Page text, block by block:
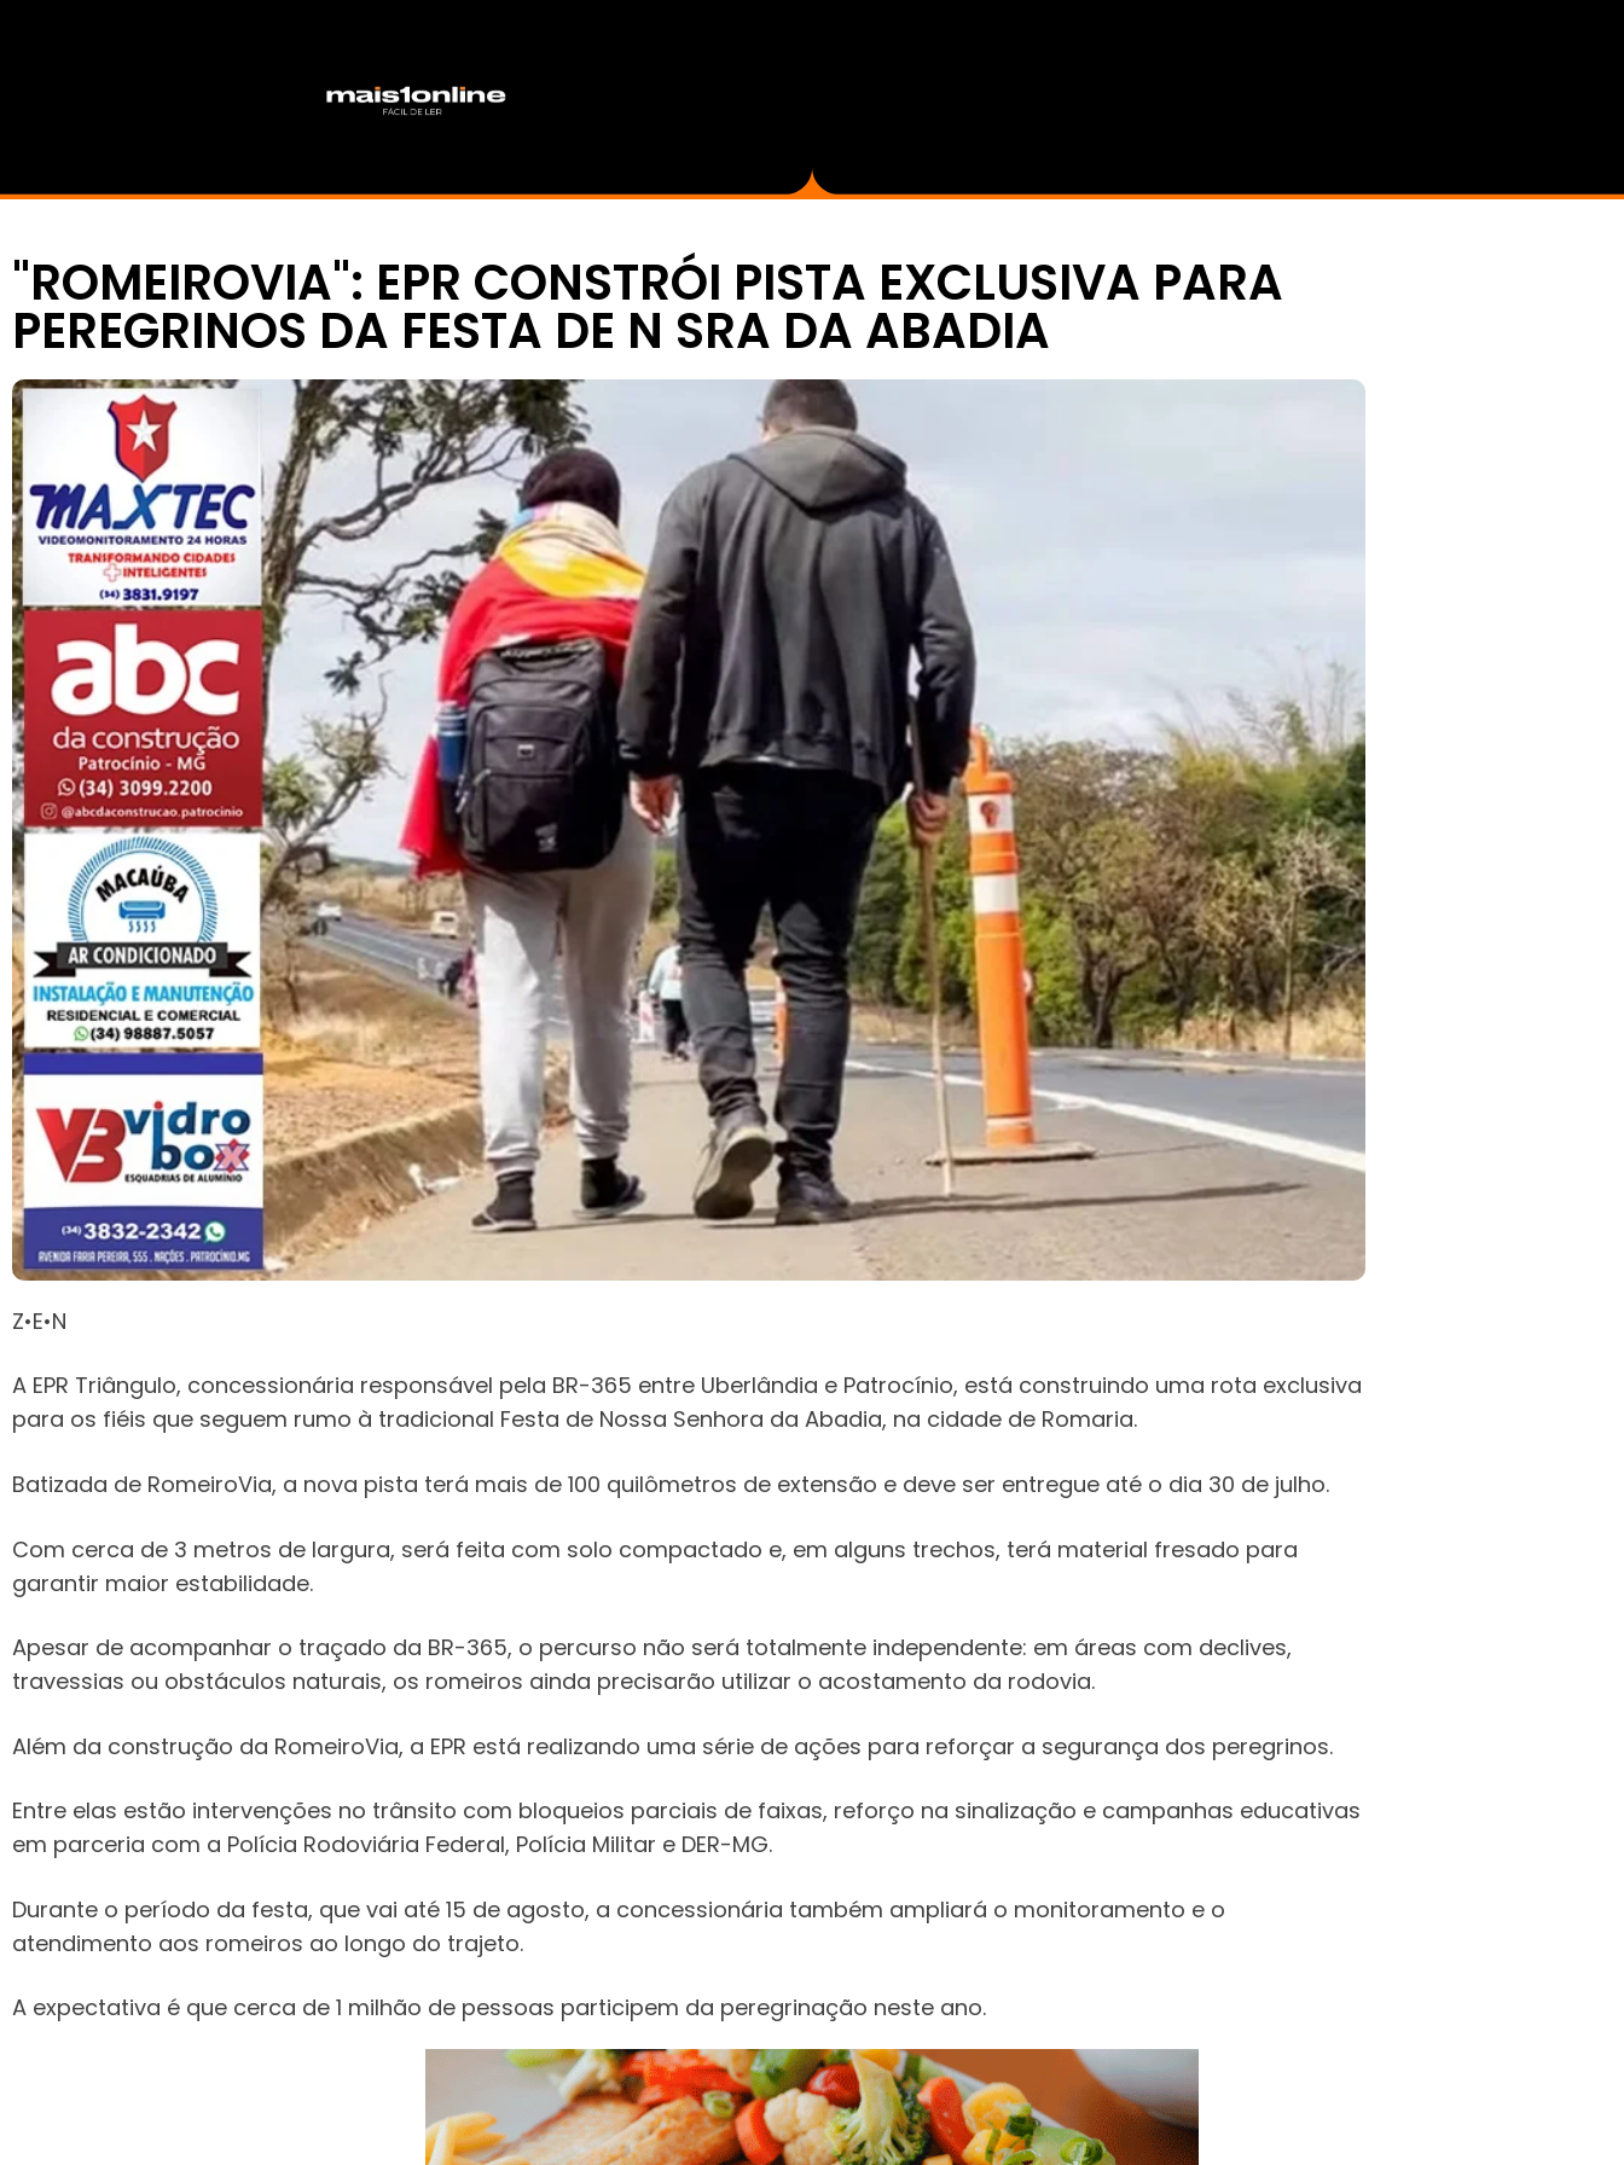
"ROMEIROVIA": EPR CONSTRÓI PISTA EXCLUSIVA PARA
PEREGRINOS DA FESTA DE N SRA DA ABADIA
Z•E•N
A EPR Triângulo, concessionária responsável pela BR-365 entre Uberlândia e Patrocínio, está construindo uma rota exclusiva
para os fiéis que seguem rumo à tradicional Festa de Nossa Senhora da Abadia, na cidade de Romaria.
Batizada de RomeiroVia, a nova pista terá mais de 100 quilômetros de extensão e deve ser entregue até o dia 30 de julho.
Com cerca de 3 metros de largura, será feita com solo compactado e, em alguns trechos, terá material fresado para
garantir maior estabilidade.
Apesar de acompanhar o traçado da BR-365, o percurso não será totalmente independente: em áreas com declives,
travessias ou obstáculos naturais, os romeiros ainda precisarão utilizar o acostamento da rodovia.
Além da construção da RomeiroVia, a EPR está realizando uma série de ações para reforçar a segurança dos peregrinos.
Entre elas estão intervenções no trânsito com bloqueios parciais de faixas, reforço na sinalização e campanhas educativas
em parceria com a Polícia Rodoviária Federal, Polícia Militar e DER-MG.
Durante o período da festa, que vai até 15 de agosto, a concessionária também ampliará o monitoramento e o
atendimento aos romeiros ao longo do trajeto.
A expectativa é que cerca de 1 milhão de pessoas participem da peregrinação neste ano.